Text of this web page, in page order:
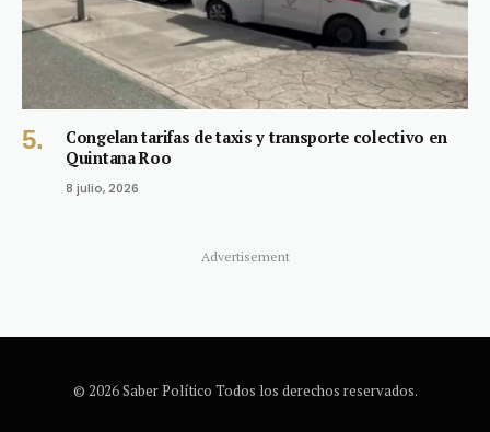
Congelan tarifas de taxis y transporte colectivo en
Quintana Roo
8 julio, 2026
Advertisement
© 2026 Saber Político Todos los derechos reservados.